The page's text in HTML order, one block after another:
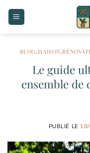
BLOG,MAISON,
Le guide
ensemble de
PUBLIÉ LE